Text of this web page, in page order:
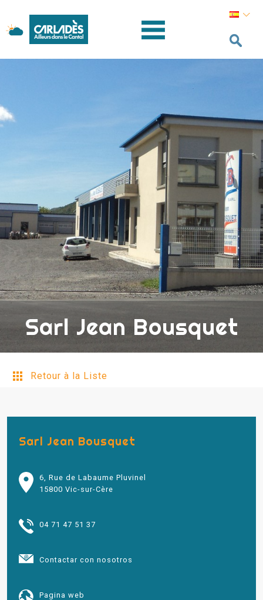
Sarl Jean Bousquet
Retour à la Liste
Sarl Jean Bousquet
6, Rue de Labaume Pluvinel
15800 Vic-sur-Cère
04 71 47 51 37
Contactar con nosotros
Pagina web